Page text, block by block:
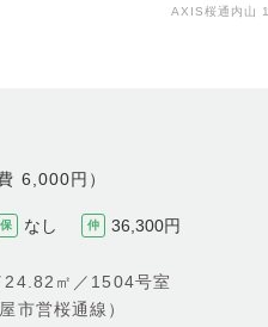
AXIS桜通内山
6,000円）
保 なし 仲 36,300円
24.82㎡／1504号室
市営桜通線）